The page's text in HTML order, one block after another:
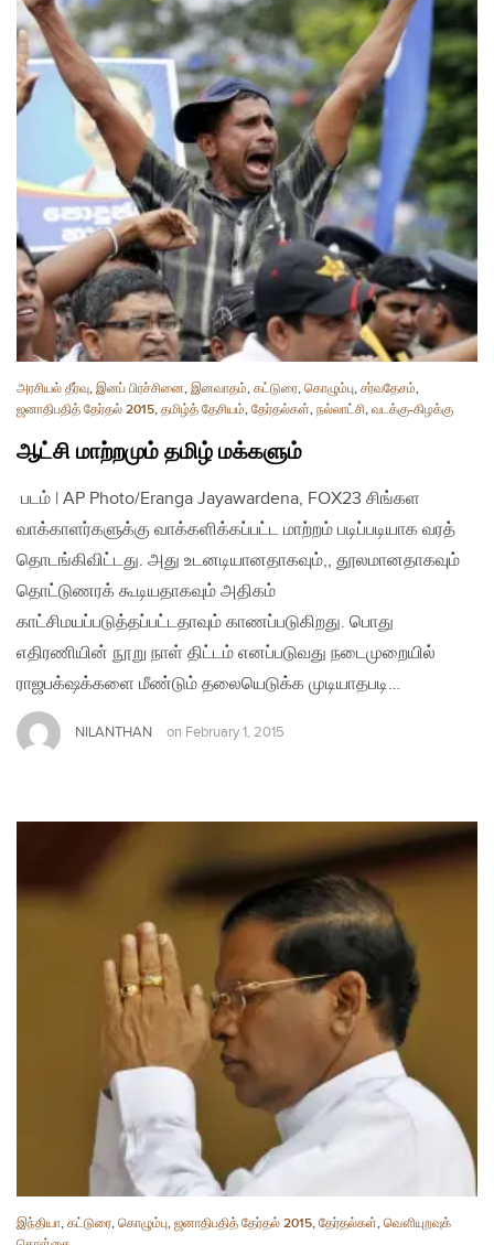
அரசியல் தீர்வு, இனப் பிரச்சினை, இனவாதம், கட்டுரை, கொழும்பு, சர்வதேசம்,
ஜனாதிபதித் தேர்தல் 2015, தமிழ்த் தேசியம், தேர்தல்கள், நல்லாட்சி, வடக்கு-கிழக்கு
ஆட்சி மாற்றமும் தமிழ் மக்களும்
படம் | AP Photo/Eranga Jayawardena, FOX23 சிங்கள
வாக்காளர்களுக்கு வாக்களிக்கப்பட்ட மாற்றம் படிப்படியாக வரத்
தொடங்கிவிட்டது. அது உடனடியானதாகவும்,, தூலமானதாகவும்
தொட்டுணரக் கூடியதாகவும் அதிகம்
காட்சிமயப்படுத்தப்பட்டதாவும் காணப்படுகிறது. பொது
எதிரணியின் நூறு நாள் திட்டம் எனப்படுவது நடைமுறையில்
ராஜபக்‌ஷக்களை மீண்டும் தலையெடுக்க முடியாதபடி…
NILANTHAN on February 1, 2015
இந்தியா, கட்டுரை, கொழும்பு, ஜனாதிபதித் தேர்தல் 2015, தேர்தல்கள், வௌியுறவுக்